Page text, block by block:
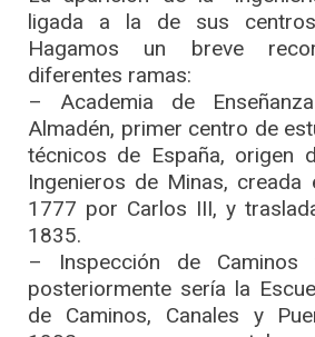
ligada a la de sus
Hagamos un breve
diferentes ramas:
– Academia de
Almadén, primer centro de
técnicos de España, origen
Ingenieros de Minas,
1777 por Carlos III, y
1835.
– Inspección de Caminos
posteriormente sería la
de Caminos, Canales y